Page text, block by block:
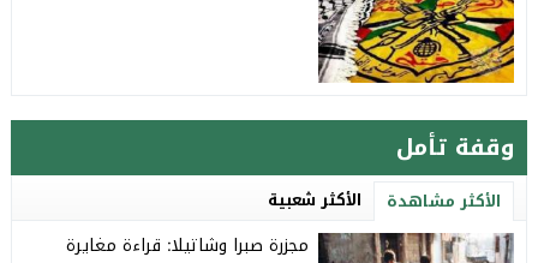
وقفة تأمل
الأكثر مشاهدة الأكثر شعبية
مجزرة صبرا وشاتيلا: قراءة مغايرة